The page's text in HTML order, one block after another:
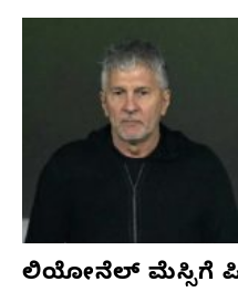
ಲಿಯೋನೆಲ್ ಮೆಸ್ಸಿಗೆ